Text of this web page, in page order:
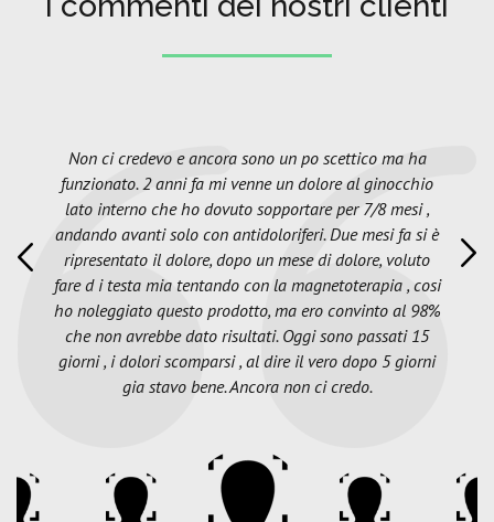
Non ci credevo e ancora sono un po scettico ma ha
funzionato. 2 anni fa mi venne un dolore al ginocchio
lato interno che ho dovuto sopportare per 7/8 mesi ,
andando avanti solo con antidoloriferi. Due mesi fa si è
ripresentato il dolore, dopo un mese di dolore, voluto
fare d i testa mia tentando con la magnetoterapia , cosi
ho noleggiato questo prodotto, ma ero convinto al 98%
che non avrebbe dato risultati. Oggi sono passati 15
giorni , i dolori scomparsi , al dire il vero dopo 5 giorni
gia stavo bene. Ancora non ci credo.